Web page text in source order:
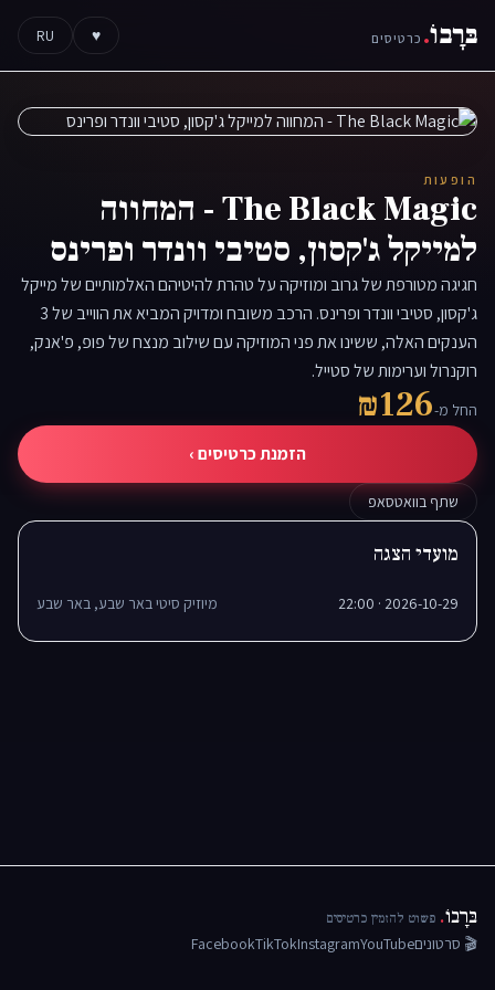
בּרָבוֹ. כרטיסים ♥
RU
הופעות
The Black Magic - המחווה
למייקל ג'קסון, סטיבי וונדר ופרינס
חגיגה מטורפת של גרוב ומוזיקה על טהרת להיטיהם האלמותיים של מייקל
ג'קסון, סטיבי וונדר ופרינס. הרכב משובח ומדויק המביא את הווייב של 3
הענקים האלה, ששינו את פני המוזיקה עם שילוב מנצח של פופ, פ'אנק,
רוקנרול וערימות של סטייל.
החל מ-₪126
הזמנת כרטיסים ›
שתף בוואטסאפ
מועדי הצגה
2026-10-29 · 22:00 מיוזיק סיטי באר שבע, באר שבע
בּרָבוֹ. פשוט להזמין כרטיסים
🎬 סרטוניםYouTube
Instagram
TikTok
Facebook